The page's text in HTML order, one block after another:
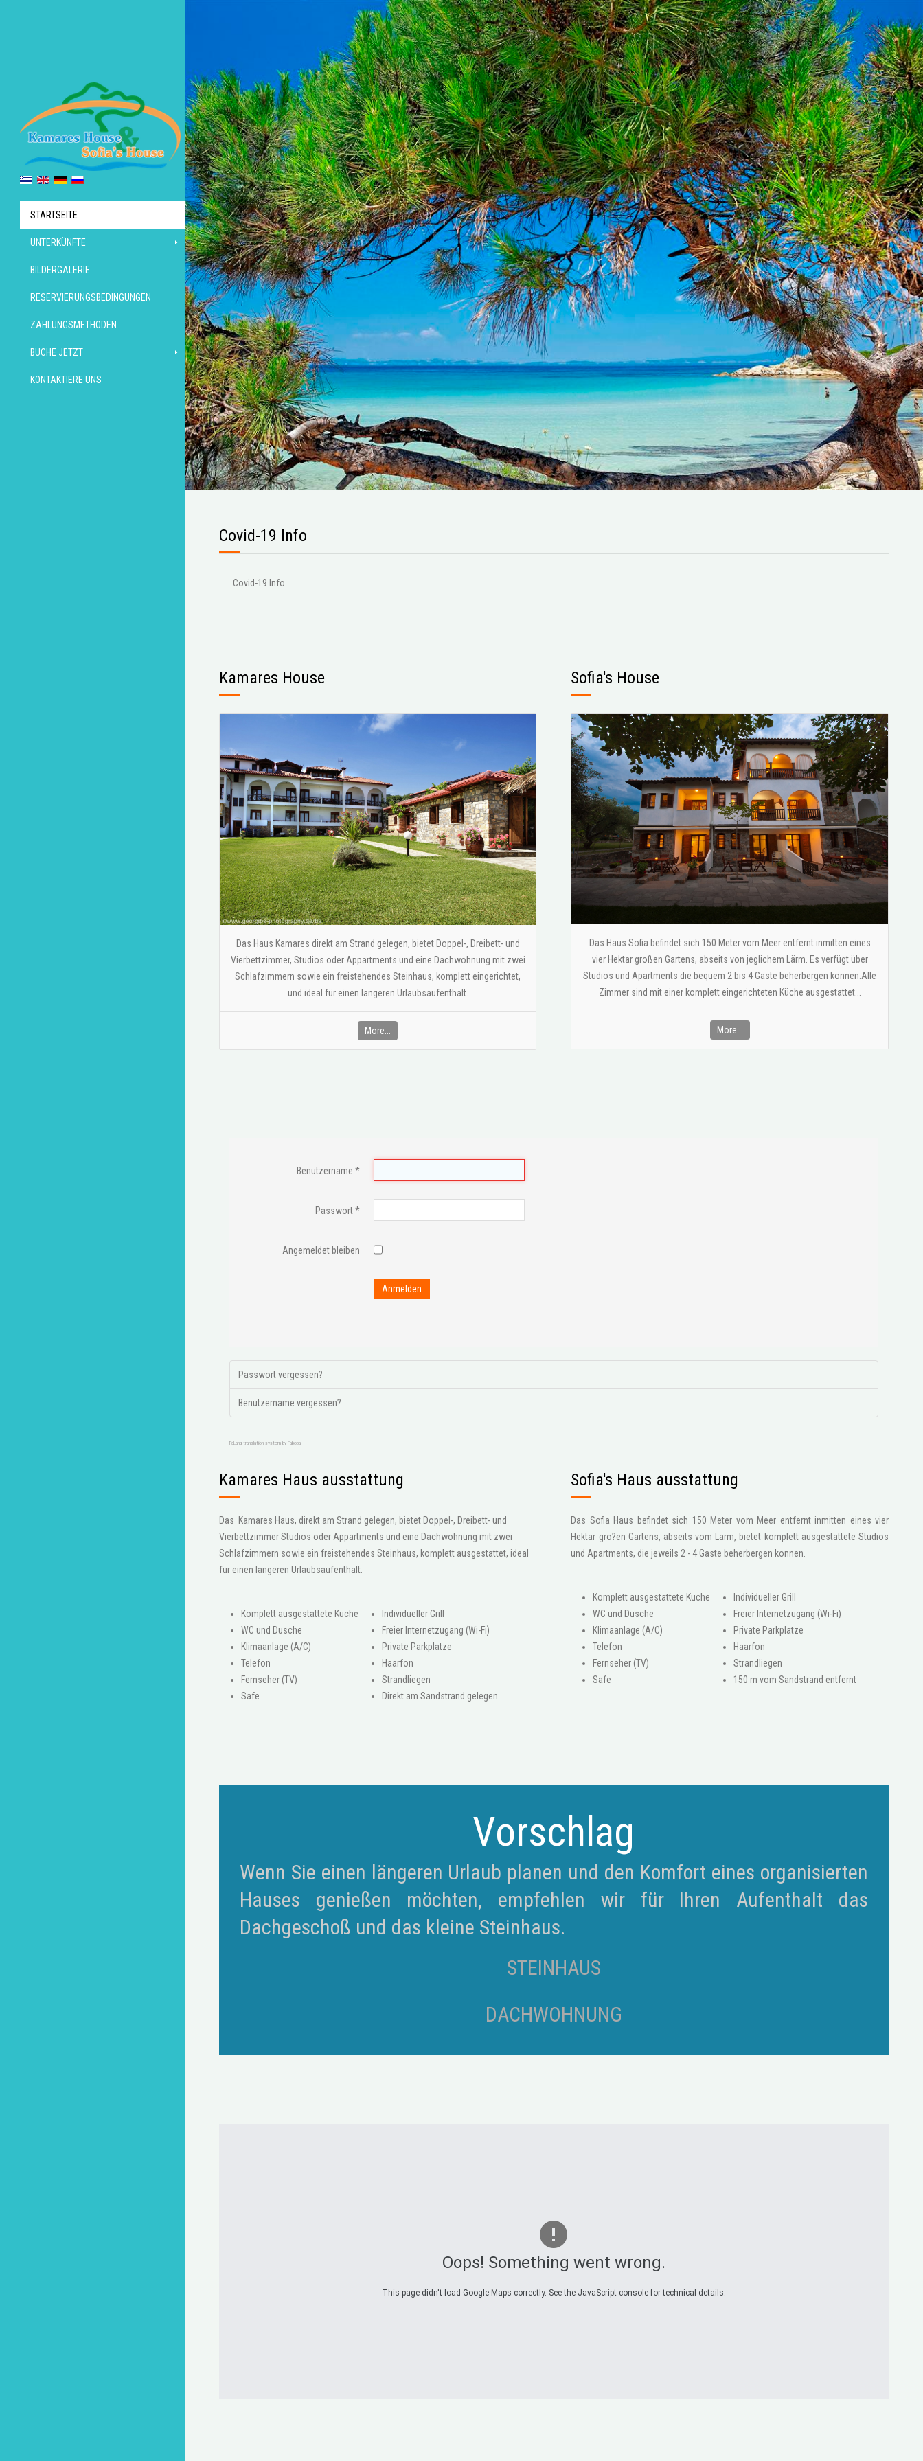
STARTSEITE
UNTERKÜNFTE
BILDERGALERIE
RESERVIERUNGSBEDINGUNGEN
ZAHLUNGSMETHODEN
BUCHE JETZT
KONTAKTIERE UNS
Covid-19 Info
Covid-19 Info
Kamares House
Das Haus Kamares direkt am Strand gelegen, bietet Doppel-, Dreibett- und
Vierbettzimmer, Studios oder Appartments und eine Dachwohnung mit zwei
Schlafzimmern sowie ein freistehendes Steinhaus, komplett eingerichtet,
und ideal für einen längeren Urlaubsaufenthalt.
More...
Sofia's House
Das Haus Sofia befindet sich 150 Meter vom Meer entfernt inmitten eines
vier Hektar großen Gartens, abseits von jeglichem Lärm. Es verfügt über
Studios und Apartments die bequem 2 bis 4 Gäste beherbergen können.Alle
Zimmer sind mit einer komplett eingerichteten Küche ausgestattet...
More...
Benutzername *
Passwort*
Angemeldet bleiben
Anmelden
Passwort vergessen?
Benutzername vergessen?
FaLang translation system by Faboba
Kamares Haus ausstattung
Das Kamares Haus, direkt am Strand gelegen, bietet Doppel-, Dreibett- und
Vierbettzimmer Studios oder Appartments und eine Dachwohnung mit zwei
Schlafzimmern sowie ein freistehendes Steinhaus, komplett ausgestattet, ideal
fur einen langeren Urlaubsaufenthalt.
Komplett ausgestattete Kuche
WC und Dusche
Klimaanlage (A/C)
Telefon
Fernseher (TV)
Safe
Individueller Grill
Freier Internetzugang (Wi-Fi)
Private Parkplatze
Haarfon
Strandliegen
Direkt am Sandstrand gelegen
Sofia's Haus ausstattung
Das Sofia Haus befindet sich 150 Meter vom Meer entfernt inmitten eines vier
Hektar gro?en Gartens, abseits vom Larm, bietet komplett ausgestattete Studios
und Apartments, die jeweils 2 - 4 Gaste beherbergen konnen.
Komplett ausgestattete Kuche
WC und Dusche
Klimaanlage (A/C)
Telefon
Fernseher (TV)
Safe
Individueller Grill
Freier Internetzugang (Wi-Fi)
Private Parkplatze
Haarfon
Strandliegen
150 m vom Sandstrand entfernt
Vorschlag
Wenn Sie einen längeren Urlaub planen und den Komfort eines organisierten
Hauses genießen möchten, empfehlen wir für Ihren Aufenthalt das
Dachgeschoß und das kleine Steinhaus.
STEINHAUS
DACHWOHNUNG
Oops! Something went wrong.
This page didn't load Google Maps correctly. See the JavaScript console for technical details.